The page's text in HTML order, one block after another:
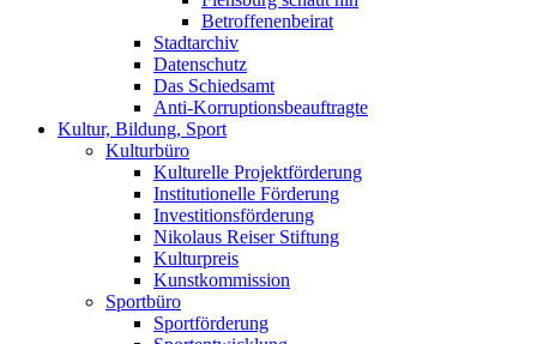
Betroffenenbeirat
Stadtarchiv
Datenschutz
Das Schiedsamt
Anti-Korruptionsbeauftragte
Kultur, Bildung, Sport
Kulturbüro
Kulturelle Projektförderung
Institutionelle Förderung
Investitionsförderung
Nikolaus Reiser Stiftung
Kulturpreis
Kunstkommission
Sportbüro
Sportförderung